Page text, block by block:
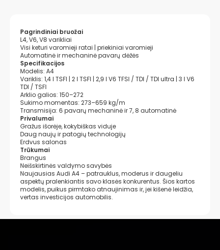
Pagrindiniai bruožai
L4, V6, V8 varikliai
Visi keturi varomieji ratai | priekiniai varomieji
Automatinė ir mechaninė pavarų dėžės
Specifikacijos
Modelis: A4
Variklis: 1,4 l TSFI | 2 l TSFI | 2,9 l V6 TFSI / TDI / TDI ultra | 3 l V6
TDI / TSFI
Arklio galios: 150–272
Sukimo momentas: 273–659 kg/m
Transmisija: 6 pavarų mechaninė ir 7, 8 automatinė
Privalumai
Gražus išorėje, kokybiškas viduje
Daug naujų ir patogių technologijų
Erdvus salonas
Trūkumai
Brangus
Neišskirtinės valdymo savybės
Naujausias Audi A4 – patrauklus, moderus ir daugeliu
aspektų pralenkiantis savo klasės konkurentus. Šios kartos
modelis, puikus pirmtako atnaujinimas ir, jei kišenė leidžia,
vertas investicijos automobilis.